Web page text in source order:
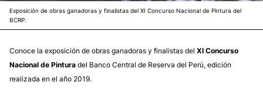
Exposición de obras ganadoras y finalistas del XI Concurso Nacional de Pintura del
BCRP.
Conoce la exposición de obras ganadoras y finalistas del XI Concurso
Nacional de Pintura del Banco Central de Reserva del Perú, edición
realizada en el año 2019.